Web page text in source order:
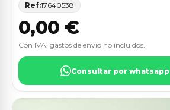
Ref:17640538
0,00 €
Con IVA, gastos de envio no incluidos.
Consultar por whatsapp